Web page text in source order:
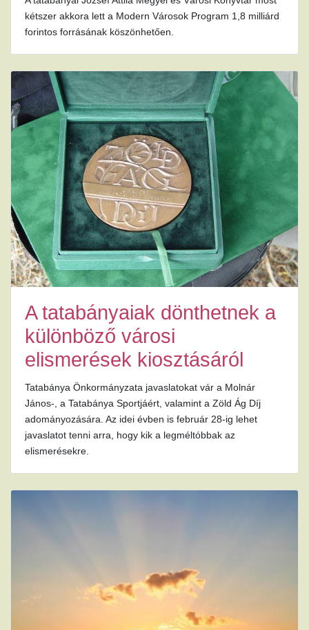
kétszer akkora lett a Modern Városok Program 1,8 milliárd
forintos forrásának köszönhetően.
A tatabányaiak dönthetnek a
különböző városi
elismerések kiosztásáról
Tatabánya Önkormányzata javaslatokat vár a Molnár
János-, a Tatabánya Sportjáért, valamint a Zöld Ág Díj
adományozására. Az idei évben is február 28-ig lehet
javaslatot tenni arra, hogy kik a legméltóbbak az
elismerésekre.